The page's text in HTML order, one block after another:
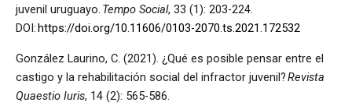
juvenil uruguayo. Tempo Social, 33 (1): 203-224.
DOI:https://doi.org/10.11606/0103-2070.ts.2021.172532
González Laurino, C. (2021). ¿Qué es posible pensar entre el
castigo y la rehabilitación social del infractor juvenil?Revista
Quaestio Iuris, 14 (2): 565-586.